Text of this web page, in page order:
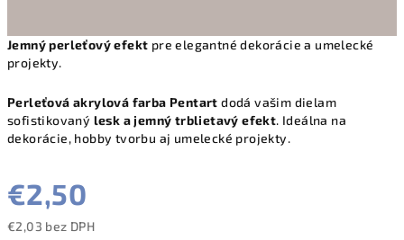
Jemný perleťový efekt pre elegantné dekorácie a umelecké
projekty.
Perleťová akrylová farba Pentart dodá vašim dielam
sofistikovaný lesk a jemný trblietavý efekt. Ideálna na
dekorácie, hobby tvorbu aj umelecké projekty.
€2,50
€2,03 bez DPH